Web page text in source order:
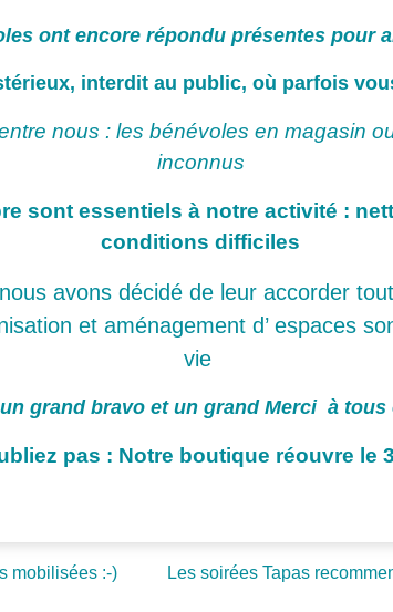
ont encore répondu présentes pour
interdit au public, où parfois
nous : les bénévoles en magasin
inconnus
sont essentiels à notre activité :
conditions difficiles
avons décidé de leur accorder
et aménagement d’ espaces
vie
grand bravo et un grand Merci à tous
pas : Notre boutique réouvre le
mobilisées :-) Les soirées Tapas